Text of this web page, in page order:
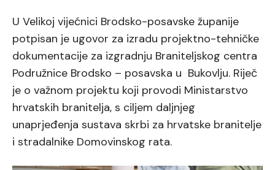
U Velikoj vijećnici Brodsko-posavske županije
potpisan je ugovor za izradu projektno-tehničke
dokumentacije za izgradnju Braniteljskog centra
Podružnice Brodsko – posavska u Bukovlju. Riječ
je o važnom projektu koji provodi Ministarstvo
hrvatskih branitelja, s ciljem daljnjeg
unaprjeđenja sustava skrbi za hrvatske branitelje
i stradalnike Domovinskog rata.